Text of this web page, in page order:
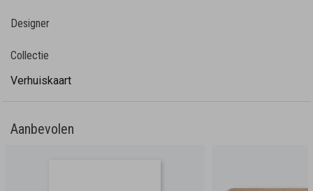
Designer
Collectie
Verhuiskaart
Aanbevolen